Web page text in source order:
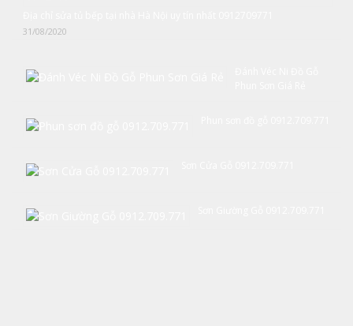
31/08/2020